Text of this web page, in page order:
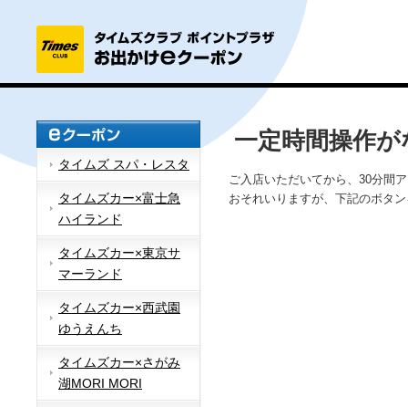
タイムズ スパ・レスタ
タイムズカー×富士急
ハイランド
タイムズカー×東京サ
マーランド
タイムズカー×西武園
ゆうえんち
タイムズカー×さがみ
湖MORI MORI
一定時間操作
ご入店いただいてから、30分間
おそれいりますが、下記のボタ